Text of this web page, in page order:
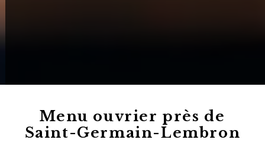
Menu ouvrier près de
Saint-Germain-Lembron